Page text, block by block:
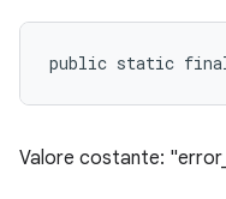
public static final
Valore costante: